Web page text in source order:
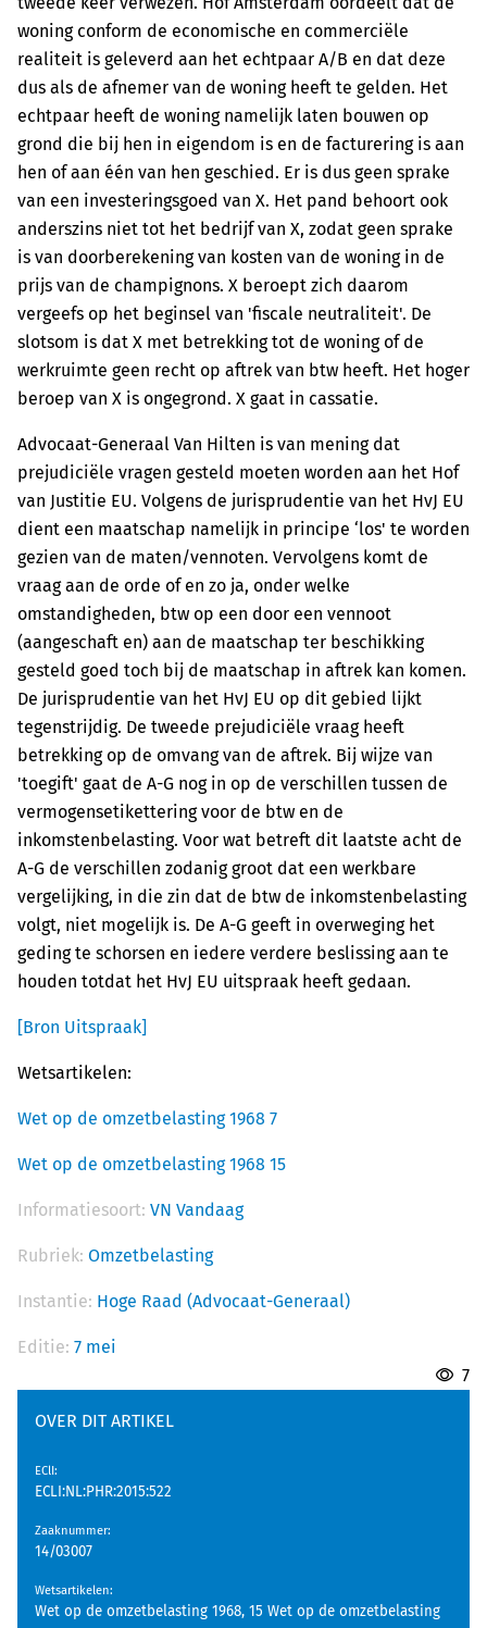
woning conform de economische en commerciële
realiteit is geleverd aan het echtpaar A/B en dat deze
dus als de afnemer van de woning heeft te gelden. Het
echtpaar heeft de woning namelijk laten bouwen op
grond die bij hen in eigendom is en de facturering is aan
hen of aan één van hen geschied. Er is dus geen sprake
van een investeringsgoed van X. Het pand behoort ook
anderszins niet tot het bedrijf van X, zodat geen sprake
is van doorberekening van kosten van de woning in de
prijs van de champignons. X beroept zich daarom
vergeefs op het beginsel van 'fiscale neutraliteit'. De
slotsom is dat X met betrekking tot de woning of de
werkruimte geen recht op aftrek van btw heeft. Het hoger
beroep van X is ongegrond. X gaat in cassatie.
Advocaat-Generaal Van Hilten is van mening dat
prejudiciële vragen gesteld moeten worden aan het Hof
van Justitie EU. Volgens de jurisprudentie van het HvJ EU
dient een maatschap namelijk in principe ‘los' te worden
gezien van de maten/vennoten. Vervolgens komt de
vraag aan de orde of en zo ja, onder welke
omstandigheden, btw op een door een vennoot
(aangeschaft en) aan de maatschap ter beschikking
gesteld goed toch bij de maatschap in aftrek kan komen.
De jurisprudentie van het HvJ EU op dit gebied lijkt
tegenstrijdig. De tweede prejudiciële vraag heeft
betrekking op de omvang van de aftrek. Bij wijze van
'toegift' gaat de A-G nog in op de verschillen tussen de
vermogensetikettering voor de btw en de
inkomstenbelasting. Voor wat betreft dit laatste acht de
A-G de verschillen zodanig groot dat een werkbare
vergelijking, in die zin dat de btw de inkomstenbelasting
volgt, niet mogelijk is. De A-G geeft in overweging het
geding te schorsen en iedere verdere beslissing aan te
houden totdat het HvJ EU uitspraak heeft gedaan.
[Bron Uitspraak]
Wetsartikelen:
Wet op de omzetbelasting 1968 7
Wet op de omzetbelasting 1968 15
Informatiesoort: VN Vandaag
Rubriek: Omzetbelasting
Instantie: Hoge Raad (Advocaat-Generaal)
Editie: 7 mei
7
OVER DIT ARTIKEL
EClI:
ECLI:NL:PHR:2015:522
Zaaknummer:
14/03007
Wetsartikelen:
Wet op de omzetbelasting 1968, 15 Wet op de omzetbelasting